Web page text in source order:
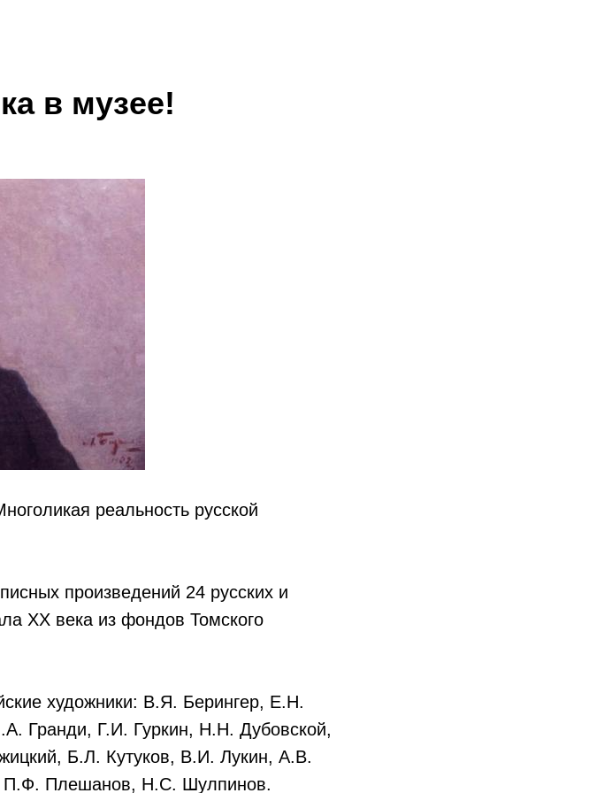
в музее!
реальность русской
произведений 24 русских и
XX века из фондов Томского
художники: В.Я. Берингер, Е.Н.
Гранди, Г.И. Гуркин, Н.Н. Дубовской,
Б.Л. Кутуков, В.И. Лукин, А.В.
П.Ф. Плешанов, Н.С. Шулпинов.